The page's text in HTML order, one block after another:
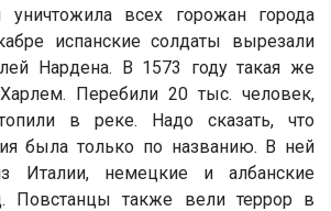
уничтожила всех горожан города
испанские солдаты вырезали
Нардена. В 1573 году такая же
Харлем. Перебили 20 тыс. человек,
в реке. Надо сказать, что
была только по названию. В ней
Италии, немецкие и албанские
Повстанцы также вели террор в